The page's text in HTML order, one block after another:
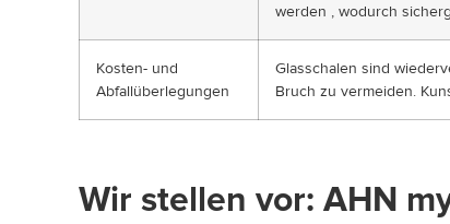
werden , wodurch
Kosten- und
Abfallüberlegungen
Glasschalen sind
Bruch zu vermeiden.
Wir stellen vor: AHN